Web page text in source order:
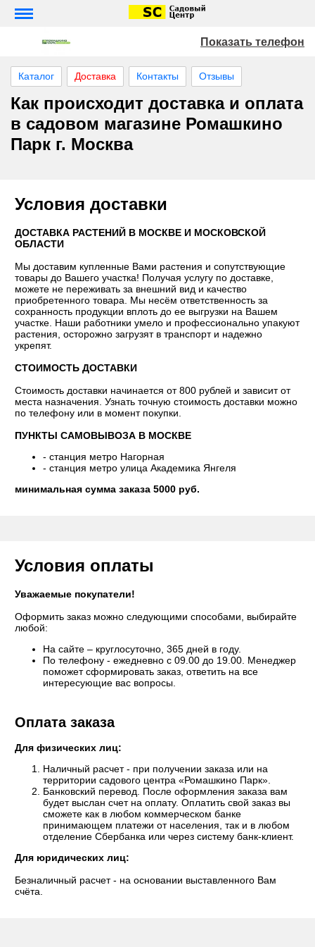
Показать телефон
Каталог Доставка Контакты Отзывы
Как происходит доставка и оплата
в садовом магазине Ромашкино
Парк г. Москва
Условия доставки
ДОСТАВКА РАСТЕНИЙ В МОСКВЕ И МОСКОВСКОЙ
ОБЛАСТИ
Мы доставим купленные Вами растения и сопутствующие
товары до Вашего участка! Получая услугу по доставке,
можете не переживать за внешний вид и качество
приобретенного товара. Мы несём ответственность за
сохранность продукции вплоть до ее выгрузки на Вашем
участке. Наши работники умело и профессионально упакуют
растения, осторожно загрузят в транспорт и надежно
укрепят.
СТОИМОСТЬ ДОСТАВКИ
Стоимость доставки начинается от 800 рублей и зависит от
места назначения. Узнать точную стоимость доставки можно
по телефону или в момент покупки.
ПУНКТЫ САМОВЫВОЗА В МОСКВЕ
- станция метро Нагорная
- станция метро улица Академика Янгеля
минимальная сумма заказа 5000 руб.
Условия оплаты
Уважаемые покупатели!
Оформить заказ можно следующими способами, выбирайте
любой:
На сайте – круглосуточно, 365 дней в году.
По телефону - ежедневно с 09.00 до 19.00. Менеджер
поможет сформировать заказ, ответить на все
интересующие вас вопросы.
Оплата заказа
Для физических лиц:
Наличный расчет - при получении заказа или на
территории садового центра «Ромашкино Парк».
Банковский перевод. После оформления заказа вам
будет выслан счет на оплату. Оплатить свой заказ вы
сможете как в любом коммерческом банке
принимающем платежи от населения, так и в любом
отделение Сбербанка или через систему банк-клиент.
Для юридических лиц:
Безналичный расчет - на основании выставленного Вам
счёта.